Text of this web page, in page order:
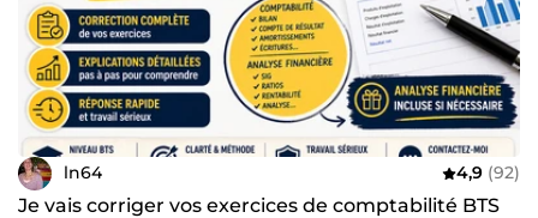
ln64 4,9 (92)
Je vais corriger vos exercices de comptabilité BTS